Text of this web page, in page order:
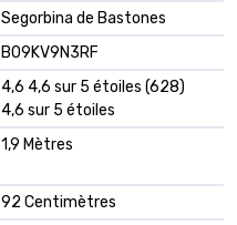
Segorbina de Bastones
B09KV9N3RF
4,6 4,6 sur 5 étoiles (628)
4,6 sur 5 étoiles
1,9 Mètres
92 Centimètres